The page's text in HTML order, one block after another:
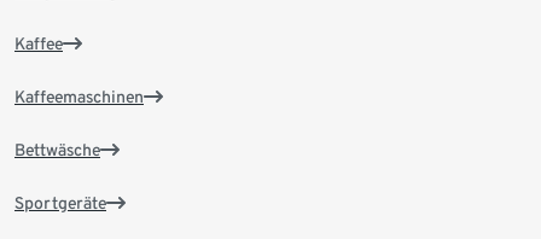
Kaffee
Kaffeemaschinen
Bettwäsche
Sportgeräte